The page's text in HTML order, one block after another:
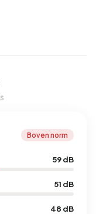
Boven norm
59 dB
51 dB
48 dB